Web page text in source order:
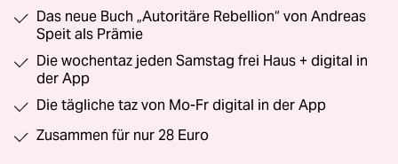
Das neue Buch „Autoritäre Rebellion“ von Andreas
Speit als Prämie
Die wochentaz jeden Samstag frei Haus + digital in
der App
Die tägliche taz von Mo-Fr digital in der App
Zusammen für nur 28 Euro